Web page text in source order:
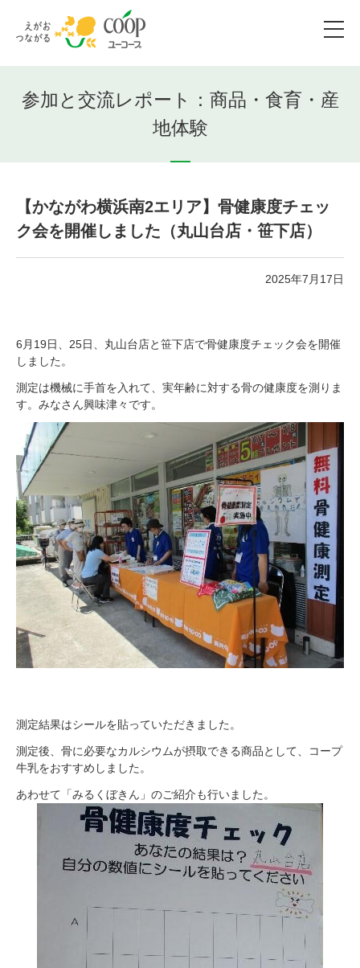
参加と交流レポート：商品・食育・産
地体験
【かながわ横浜南2エリア】骨健康度チェッ
ク会を開催しました（丸山台店・笹下店）
2025年7月17日
6月19日、25日、丸山台店と笹下店で骨健康度チェック会を開催
しました。
測定は機械に手首を入れて、実年齢に対する骨の健康度を測りま
す。みなさん興味津々です。
測定結果はシールを貼っていただきました。
測定後、骨に必要なカルシウムが摂取できる商品として、コープ
牛乳をおすすめしました。
あわせて「みるくぼきん」のご紹介も行いました。